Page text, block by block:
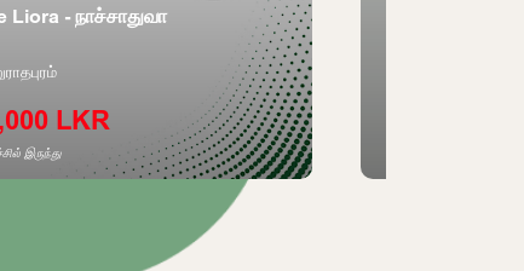
Liora - நாச்சாதுவா
LKR
இருந்து